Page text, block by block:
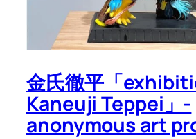
金氏徹平「
Kaneuji Teppei」-
anonymous art